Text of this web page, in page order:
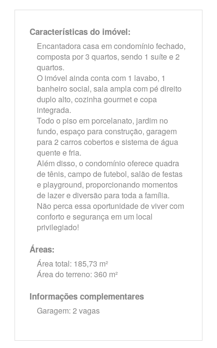
Características do imóvel:
Encantadora casa em condomínio fechado,
composta por 3 quartos, sendo 1 suíte e 2
quartos.
O imóvel ainda conta com 1 lavabo, 1
banheiro social, sala ampla com pé direito
duplo alto, cozinha gourmet e copa
integrada.
Todo o piso em porcelanato, jardim no
fundo, espaço para construção, garagem
para 2 carros cobertos e sistema de água
quente e fria.
Além disso, o condomínio oferece quadra
de tênis, campo de futebol, salão de festas
e playground, proporcionando momentos
de lazer e diversão para toda a família.
Não perca essa oportunidade de viver com
conforto e segurança em um local
privilegiado!
Áreas:
Área total: 185,73 m²
Área do terreno: 360 m²
Informações complementares
Garagem: 2 vagas